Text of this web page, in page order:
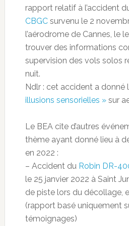
rapport relatif à l’accident
CBGCsurvenu le 2
l’aérodrome de Cannes, le
trouver des informations
supervision des vols solos
nuit.
Ndlr : cet accident a donné
illusions sensorielles »sur
Le BEA cite d’autres
thème ayant donné lieu à
en 2022 :
– Accident du Robin DR-
le 25 janvier 2022 à Saint
de piste lors du décollage,
(rapport basé uniquement
témoignages)